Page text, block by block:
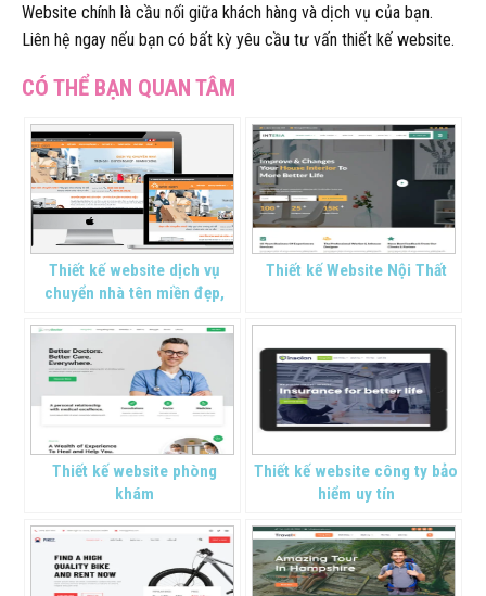
Website chính là cầu nối giữa khách hàng và dịch vụ của bạn.
Liên hệ ngay nếu bạn có bất kỳ yêu cầu tư vấn thiết kế website.
Thiết kế website dịch vụ
chuyển nhà tên miền đẹp,
Thiết kế Website Nội Thất
Thiết kế website phòng
khám
Thiết kế website công ty bảo
hiểm uy tín